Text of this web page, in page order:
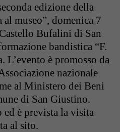
edizione della
al museo”, domenica 7
Bufalini di San
bandistica “F.
L’evento è promosso da
nazionale
al Ministero dei Beni
di San Giustino.
ed è prevista la visita
al sito.